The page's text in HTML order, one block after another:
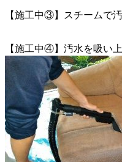
【施工中③】スチームで
【施工中④】汚水を吸い